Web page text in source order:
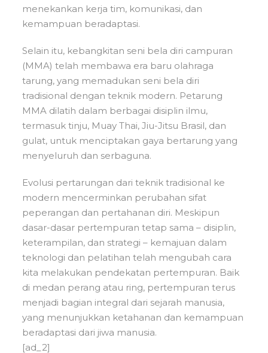
menekankan kerja tim, komunikasi, dan
kemampuan beradaptasi.
Selain itu, kebangkitan seni bela diri campuran
(MMA) telah membawa era baru olahraga
tarung, yang memadukan seni bela diri
tradisional dengan teknik modern. Petarung
MMA dilatih dalam berbagai disiplin ilmu,
termasuk tinju, Muay Thai, Jiu-Jitsu Brasil, dan
gulat, untuk menciptakan gaya bertarung yang
menyeluruh dan serbaguna.
Evolusi pertarungan dari teknik tradisional ke
modern mencerminkan perubahan sifat
peperangan dan pertahanan diri. Meskipun
dasar-dasar pertempuran tetap sama – disiplin,
keterampilan, dan strategi – kemajuan dalam
teknologi dan pelatihan telah mengubah cara
kita melakukan pendekatan pertempuran. Baik
di medan perang atau ring, pertempuran terus
menjadi bagian integral dari sejarah manusia,
yang menunjukkan ketahanan dan kemampuan
beradaptasi dari jiwa manusia.
[ad_2]